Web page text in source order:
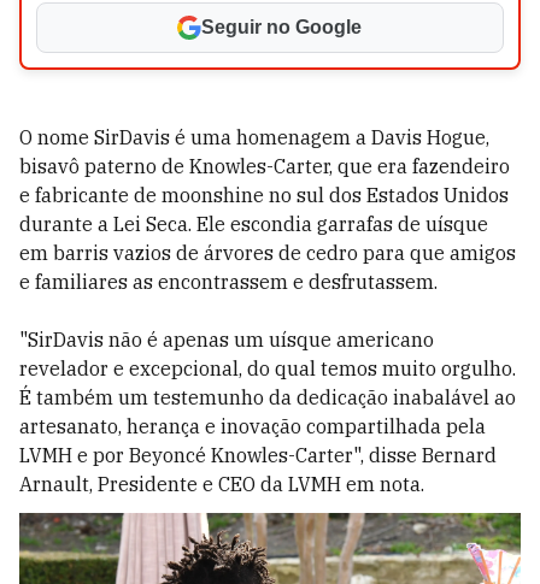
Seguir no Google
O nome SirDavis é uma homenagem a Davis Hogue,
bisavô paterno de Knowles-Carter, que era fazendeiro
e fabricante de moonshine no sul dos Estados Unidos
durante a Lei Seca. Ele escondia garrafas de uísque
em barris vazios de árvores de cedro para que amigos
e familiares as encontrassem e desfrutassem.
"SirDavis não é apenas um uísque americano
revelador e excepcional, do qual temos muito orgulho.
É também um testemunho da dedicação inabalável ao
artesanato, herança e inovação compartilhada pela
LVMH e por Beyoncé Knowles-Carter", disse Bernard
Arnault, Presidente e CEO da LVMH em nota.